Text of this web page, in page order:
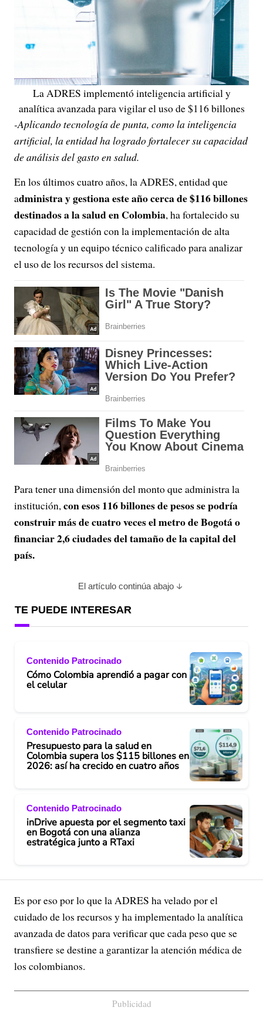
La ADRES implementó inteligencia artificial y
analítica avanzada para vigilar el uso de $116 billones
-Aplicando tecnología de punta, como la inteligencia
artificial, la entidad ha logrado fortalecer su capacidad
de análisis del gasto en salud.
En los últimos cuatro años, la ADRES, entidad que
administra y gestiona este año cerca de $116 billones
destinados a la salud en Colombia, ha fortalecido su
capacidad de gestión con la implementación de alta
tecnología y un equipo técnico calificado para analizar
el uso de los recursos del sistema.
Para tener una dimensión del monto que administra la
institución, con esos 116 billones de pesos se podría
construir más de cuatro veces el metro de Bogotá o
financiar 2,6 ciudades del tamaño de la capital del
país.
El artículo continúa abajo
TE PUEDE INTERESAR
Contenido Patrocinado
Cómo Colombia aprendió a pagar con
el celular
Contenido Patrocinado
Presupuesto para la salud en
Colombia supera los $115 billones en
2026: así ha crecido en cuatro años
Contenido Patrocinado
inDrive apuesta por el segmento taxi
en Bogotá con una alianza
estratégica junto a RTaxi
Es por eso por lo que la ADRES ha velado por el
cuidado de los recursos y ha implementado la analítica
avanzada de datos para verificar que cada peso que se
transfiere se destine a garantizar la atención médica de
los colombianos.
Publicidad